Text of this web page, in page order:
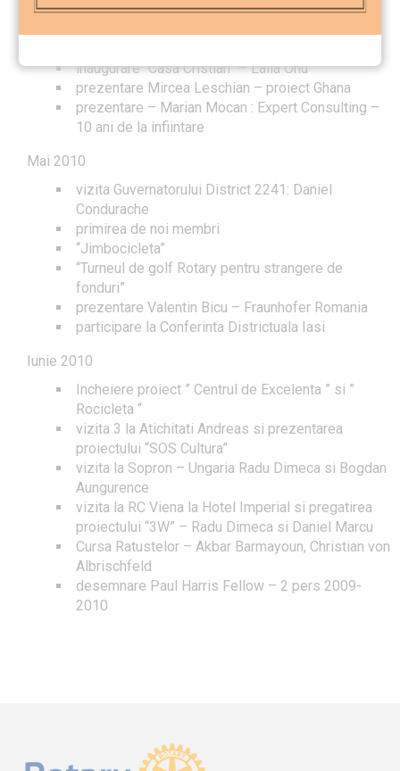
Triade
inaugurare “Casa Cristian” – Laila Onu
prezentare Mircea Leschian – proiect Ghana
prezentare – Marian Mocan : Expert Consulting –
10 ani de la infiintare
Mai 2010
vizita Guvernatorului District 2241: Daniel
Condurache
primirea de noi membri
“Jimbocicleta”
“Turneul de golf Rotary pentru strangere de
fonduri”
prezentare Valentin Bicu – Fraunhofer Romania
participare la Conferinta Districtuala Iasi
Iunie 2010
Incheiere proiect ” Centrul de Excelenta ” si ”
Rocicleta “
vizita 3 la Atichitati Andreas si prezentarea
proiectului “SOS Cultura”
vizita la Sopron – Ungaria Radu Dimeca si Bogdan
Aungurence
vizita la RC Viena la Hotel Imperial si pregatirea
proiectului “3W” – Radu Dimeca si Daniel Marcu
Cursa Ratustelor – Akbar Barmayoun, Christian von
Albrischfeld
desemnare Paul Harris Fellow – 2 pers 2009-
2010